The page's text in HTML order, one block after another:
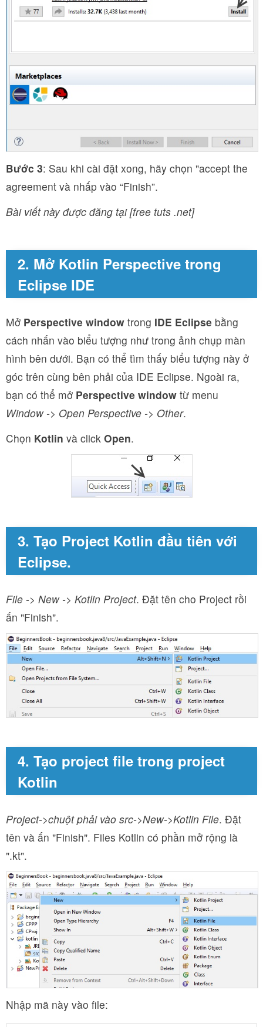
Bước 3: Sau khi cài đặt xong, hãy chọn "accept the
agreement và nhấp vào “Finish”.
Bài viết này được đăng tại [free tuts .net]
2. Mở Kotlin Perspective trong
Eclipse IDE
Mở Perspective window trong IDE Eclipse bằng
cách nhấn vào biểu tượng như trong ảnh chụp màn
hình bên dưới. Bạn có thể tìm thấy biểu tượng này ở
góc trên cùng bên phải của IDE Eclipse. Ngoài ra,
bạn có thể mở Perspective window từ menu
Window -> Open Perspective -> Other.
Chọn Kotlin và click Open.
3. Tạo Project Kotlin đầu tiên với
Eclipse.
File -> New -> Kotlin Project. Đặt tên cho Project rồi
ấn "Finish".
4. Tạo project file trong project
Kotlin
Project->chuột phải vào src->New->Kotlin File. Đặt
tên và ấn "Finish". Files Kotlin có phần mở rộng là
".kt".
Nhập mã này vào file: